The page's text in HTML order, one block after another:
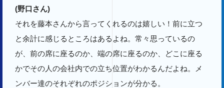
(野口さん)
それを藤本さんから言ってくれるのは嬉しい！前に立つ
と余計に感じるところはあるよね。常々思っているの
が、前の席に座るのか、端の席に座るのか、どこに座る
かでその人の会社内での立ち位置がわかるんだよね。メ
ンバー達のそれぞれのポジションが分かる。